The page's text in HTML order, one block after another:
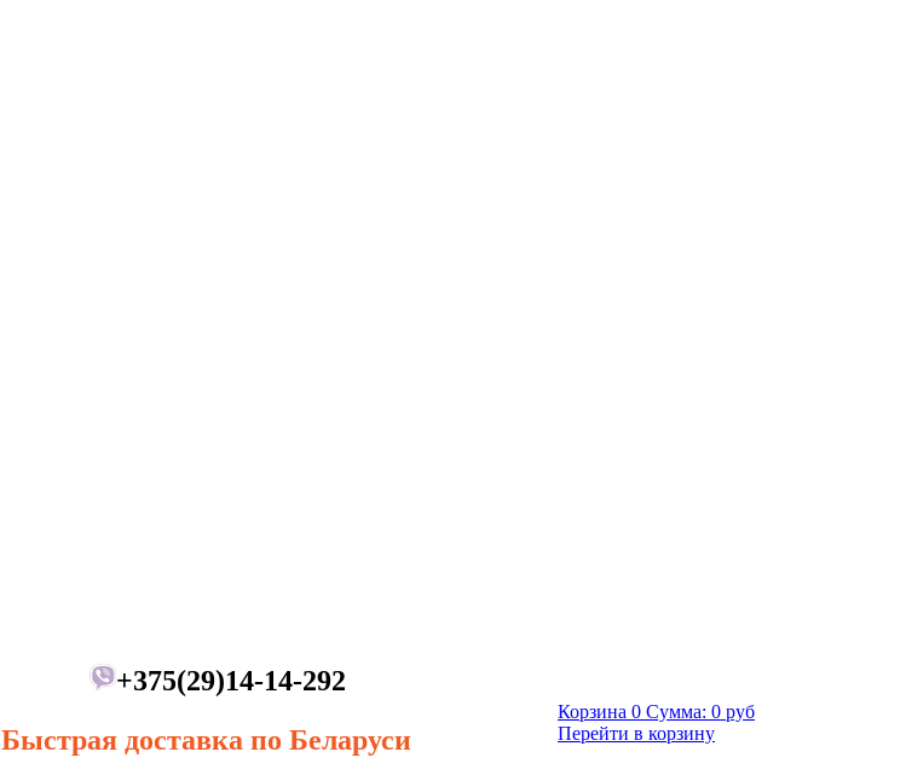
+375(29)14-14-292
Быстрая доставка по Беларуси
Корзина 0 Сумма: 0 руб
Перейти в корзину